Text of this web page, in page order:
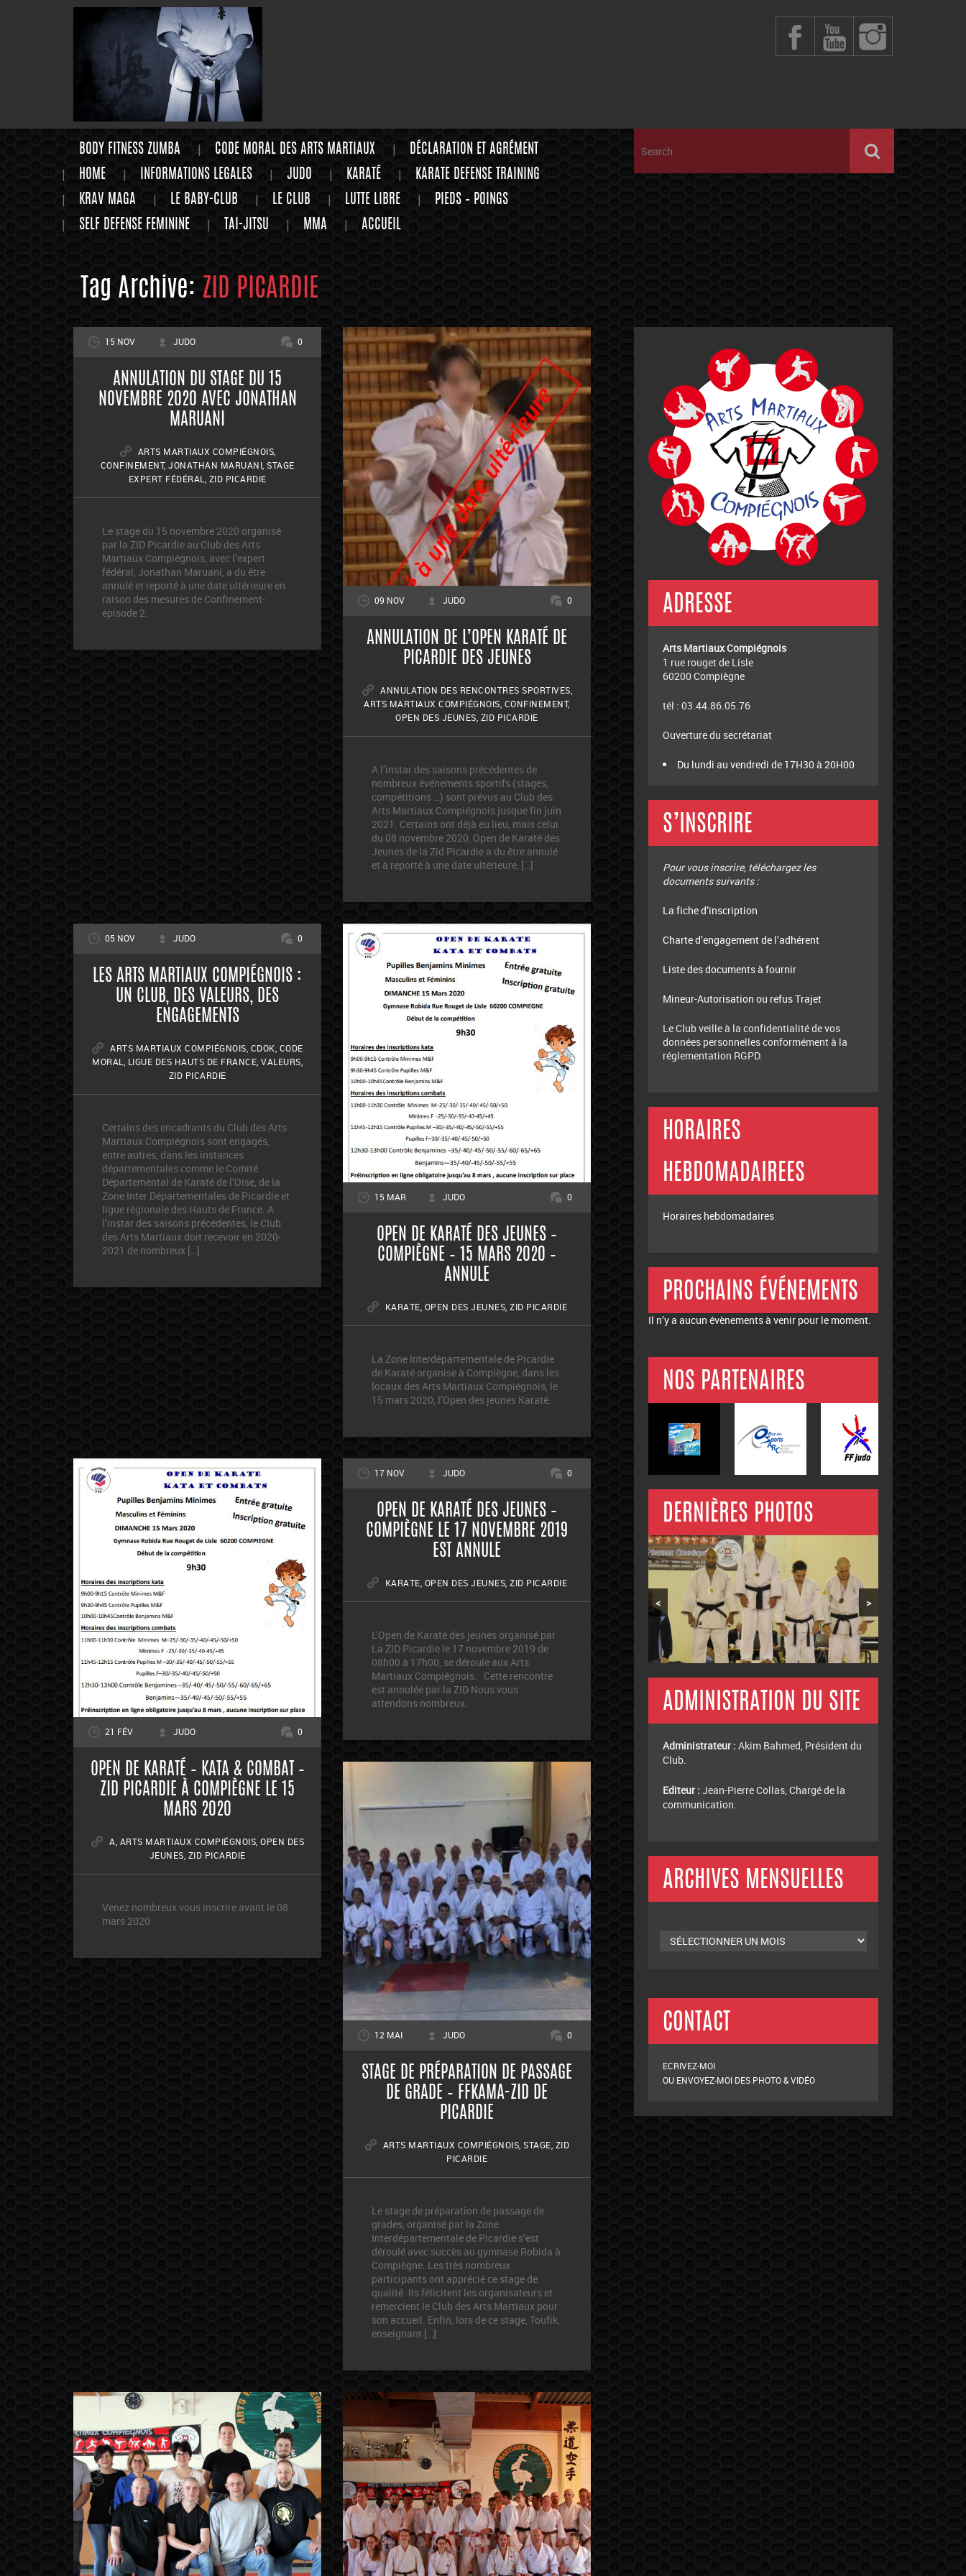
BODY FITNESS ZUMBA CODE MORAL DES ARTS MARTIAUX
DÉCLARATION ET AGRÉMENT
HOME
INFORMATIONS LEGALES JUDO KARATÉ
KARATE DEFENSE TRAINING
KRAV MAGA
LE BABY-CLUB LE CLUB LUTTE LIBRE
PIEDS – POINGS
SELF DEFENSE FEMININE
TAI-JITSU MMA ACCUEIL
Tag Archive: ZID PICARDIE
15 NOV JUDO 0
ANNULATION DU STAGE DU 15
NOVEMBRE 2020 AVEC JONATHAN
MARUANI
ARTS MARTIAUX COMPIÉGNOIS
CONFINEMENT, JONATHAN MARUANI STAGE
EXPERT FÉDÉRAL
ZID PICARDIE
Le stage du 15 novembre 2020 organisé
par la ZID Picardie au Club des Arts
Martiaux Compiégnois, avec l’expert
fédéral, Jonathan Maruani, a du être
annulé et reporté à une date ultérieure en
raison des mesures de Confinement-
épisode 2.
09 NOV JUDO 0
ANNULATION DE L’OPEN KARATÉ DE
PICARDIE DES JEUNES
ANNULATION DES RENCONTRES SPORTIVES
ARTS MARTIAUX COMPIÉGNOIS CONFINEMENT,
OPEN DES JEUNES ZID PICARDIE
A l’instar des saisons précédentes de
nombreux événements sportifs (stages,
compétitions …) sont prévus au Club des
Arts Martiaux Compiégnois jusque fin juin
2021. Certains ont déjà eu lieu, mais celui
du 08 novembre 2020, Open de Karaté des
Jeunes de la Zid Picardie a du être annulé
et à reporté à une date ultérieure, […]
05 NOV JUDO 0
LES ARTS MARTIAUX COMPIÉGNOIS :
UN CLUB, DES VALEURS, DES
ENGAGEMENTS
ARTS MARTIAUX COMPIÉGNOIS CDOK CODE
MORAL
LIGUE DES HAUTS DE FRANCE VALEURS
ZID PICARDIE
Certains des encadrants du Club des Arts
Martiaux Compiégnois sont engagés,
entre autres, dans les instances
départementales comme le Comité
Départemental de Karaté de l’Oise, de la
Zone Inter Départementales de Picardie et
ligue régionale des Hauts de France. A
l’instar des saisons précédentes, le Club
des Arts Martiaux doit recevoir en 2020-
2021 de nombreux […]
15 MAR JUDO 0
OPEN DE KARATÉ DES JEUNES –
COMPIÈGNE – 15 MARS 2020 –
ANNULE
KARATE OPEN DES JEUNES ,ZID PICARDIE
La Zone Interdépartementale de Picardie
de Karaté organise à Compiègne, dans les
locaux des Arts Martiaux Compiégnois, le
15 mars 2020, l’Open des jeunes Karaté.
21 FÉV JUDO 0
OPEN DE KARATÉ – KATA & COMBAT –
ZID PICARDIE À COMPIÈGNE LE 15
MARS 2020
A ARTS MARTIAUX COMPIÉGNOIS OPEN DES
JEUNES ZID PICARDIE
Venez nombreux vous inscrire avant le 08
mars 2020
17 NOV JUDO 0
OPEN DE KARATÉ DES JEUNES –
COMPIÈGNE LE 17 NOVEMBRE 2019
EST ANNULE
KARATE OPEN DES JEUNES ,ZID PICARDIE
L’Open de Karaté des jeunes organisé par
La ZID Picardie le 17 novembre 2019 de
08h00 à 17h00, se déroule aux Arts
Martiaux Compiégnois. Cette rencontre
est annulée par la ZID Nous vous
attendons nombreux.
12 MAI JUDO 0
STAGE DE PRÉPARATION DE PASSAGE
DE GRADE – FFKAMA-ZID DE
PICARDIE
ARTS MARTIAUX COMPIÉGNOIS ,STAGE ZID
PICARDIE
Le stage de préparation de passage de
grades, organisé par la Zone
Interdépartementale de Picardie s’est
déroulé avec succès au gymnase Robida à
Compiègne. Les très nombreux
participants ont apprécié ce stage de
qualité. Ils félicitent les organisateurs et
remercient le Club des Arts Martiaux pour
son accueil. Enfin, lors de ce stage, Toufik,
enseignant […]
ADRESSE
Arts Martiaux Compiégnois
1 rue rouget de Lisle
60200 Compiègne
tél : 03.44.86.05.76
Ouverture du secrétariat
Du lundi au vendredi de 17H30 à 20H00
S’INSCRIRE
Pour vous inscrire, téléchargez les
documents suivants :
La fiche d’inscription
Charte d’engagement de l’adhérent
Liste des documents à fournir
Mineur-Autorisation ou refus Trajet
Le Club veille à la confidentialité de vos
données personnelles conformément à la
réglementation RGPD.
HORAIRES
HEBDOMADAIREES
Horaires hebdomadaires
PROCHAINS ÉVÉNEMENTS
Il n’y a aucun évènements à venir pour le moment.
NOS PARTENAIRES
DERNIÈRES PHOTOS
< >
ADMINISTRATION DU SITE
Administrateur : Akim Bahmed, Président du
Club.
Editeur : Jean-Pierre Collas, Chargé de la
communication.
ARCHIVES MENSUELLES
CONTACT
ECRIVEZ-MOI
OU ENVOYEZ-MOI DES PHOTO & VIDÉO